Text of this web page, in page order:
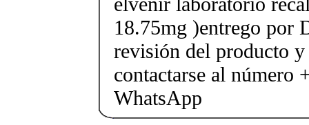
18.75mg )entrego por
revisión del producto
contactarse al número
WhatsApp